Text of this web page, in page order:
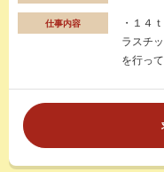
仕事内容
・１４
ラスチ
を行っ